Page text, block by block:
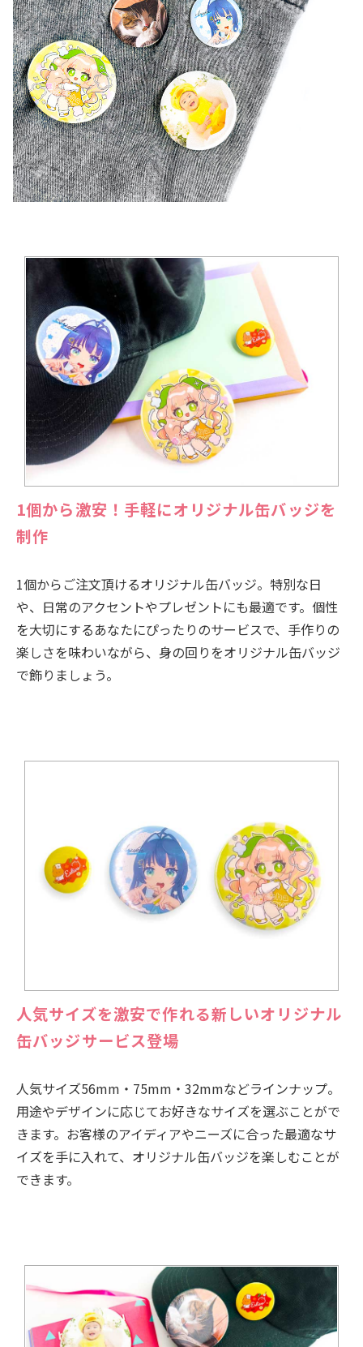
1個から激安！手軽にオリジナル缶バッジを
制作
1個からご注文頂けるオリジナル缶バッジ。特別な日
や、日常のアクセントやプレゼントにも最適です。個性
を大切にするあなたにぴったりのサービスで、手作りの
楽しさを味わいながら、身の回りをオリジナル缶バッジ
で飾りましょう。
人気サイズを激安で作れる新しいオリジナル
缶バッジサービス登場
人気サイズ56mm・75mm・32mmなどラインナップ。
用途やデザインに応じてお好きなサイズを選ぶことがで
きます。お客様のアイディアやニーズに合った最適なサ
イズを手に入れて、オリジナル缶バッジを楽しむことが
できます。